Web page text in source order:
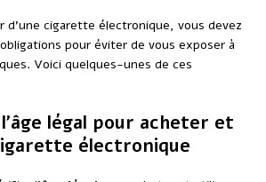
d’une cigarette électronique, vous devez
pour éviter de vous exposer à
Voici quelques-unes de ces
légal pour acheter et
électronique